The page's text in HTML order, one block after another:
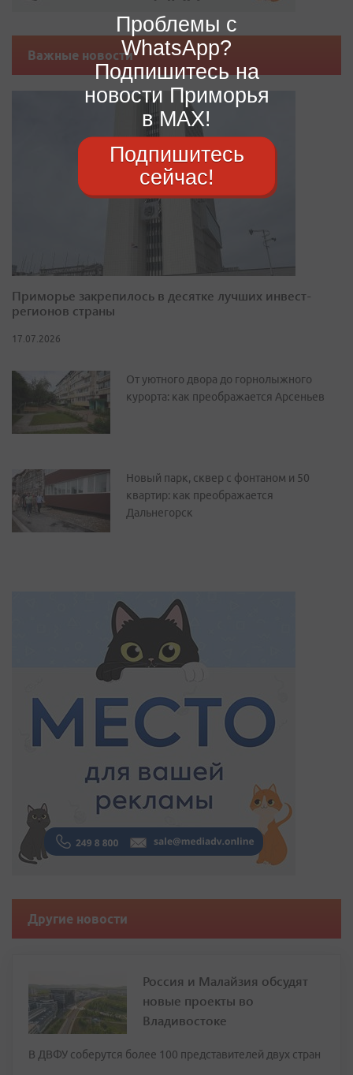
Важные новости
Приморье закрепилось в десятке лучших инвест-
регионов страны
17.07.2026
От уютного двора до горнолыжного
курорта: как преображается Арсеньев
Новый парк, сквер с фонтаном и 50
квартир: как преображается
Дальнегорск
Другие новости
Россия и Малайзия обсудят
новые проекты во
Владивостоке
В ДВФУ соберутся более 100 представителей двух стран
Проблемы с
WhatsApp?
Подпишитесь на
новости Приморья
в MAX!
Подпишитесь
сейчас!